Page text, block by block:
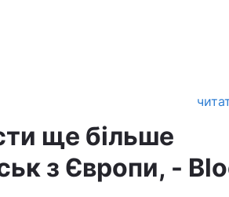
ще більше
з Європи, -